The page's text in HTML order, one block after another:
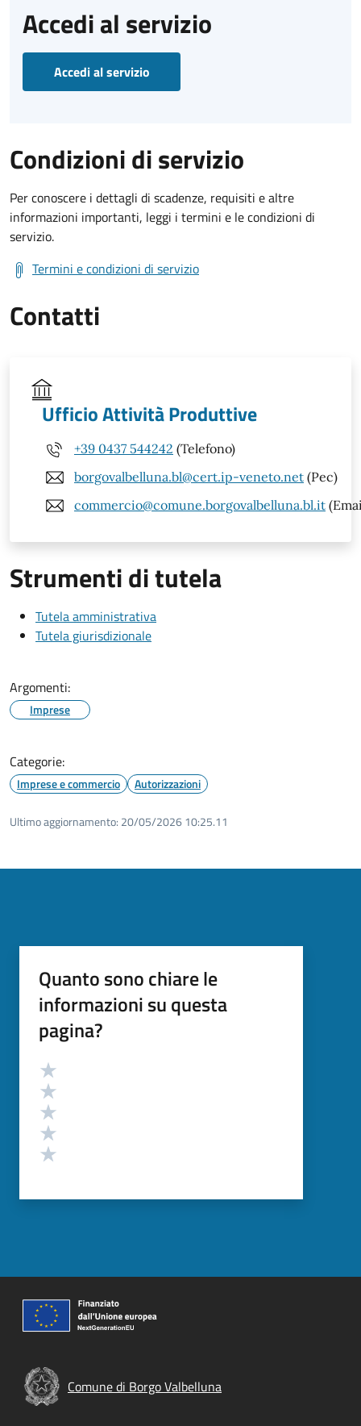
Accedi al servizio
Accedi al servizio
Condizioni di servizio
Per conoscere i dettagli di scadenze, requisiti e altre
informazioni importanti, leggi i termini e le condizioni di
servizio.
Termini e condizioni di servizio
Contatti
Ufficio Attività Produttive
+39 0437 544242 (Telefono)
borgovalbelluna.bl@cert.ip-veneto.net (Pec)
commercio@comune.borgovalbelluna.bl.it
Strumenti di tutela
Tutela amministrativa
Tutela giurisdizionale
Argomenti:
Imprese
Categorie:
Imprese e commercio Autorizzazioni
Ultimo aggiornamento: 20/05/2026 10:25.11
Quanto sono chiare le
informazioni su questa
pagina?
Valutazione
Comune di Borgo Valbelluna